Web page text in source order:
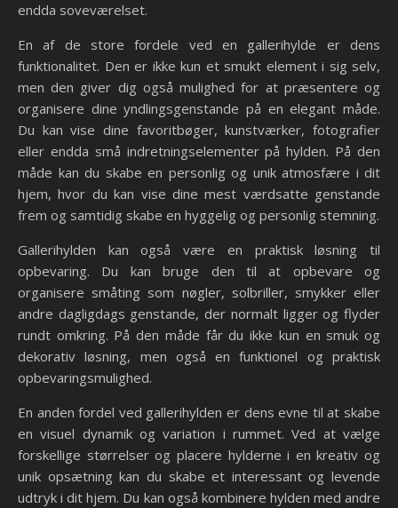
endda soveværelset.
En af de store fordele ved en gallerihylde er dens
funktionalitet. Den er ikke kun et smukt element i sig selv,
men den giver dig også mulighed for at præsentere og
organisere dine yndlingsgenstande på en elegant måde.
Du kan vise dine favoritbøger, kunstværker, fotografier
eller endda små indretningselementer på hylden. På den
måde kan du skabe en personlig og unik atmosfære i dit
hjem, hvor du kan vise dine mest værdsatte genstande
frem og samtidig skabe en hyggelig og personlig stemning.
Gallerihylden kan også være en praktisk løsning til
opbevaring. Du kan bruge den til at opbevare og
organisere småting som nøgler, solbriller, smykker eller
andre dagligdags genstande, der normalt ligger og flyder
rundt omkring. På den måde får du ikke kun en smuk og
dekorativ løsning, men også en funktionel og praktisk
opbevaringsmulighed.
En anden fordel ved gallerihylden er dens evne til at skabe
en visuel dynamik og variation i rummet. Ved at vælge
forskellige størrelser og placere hylderne i en kreativ og
unik opsætning kan du skabe et interessant og levende
udtryk i dit hjem. Du kan også kombinere hylden med andre